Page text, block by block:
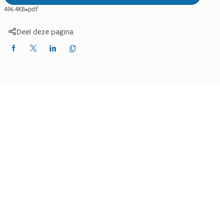
496.4KB•pdf
Deel deze pagina
Delen
Delen
Delen
link